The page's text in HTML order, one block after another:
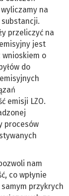
na
przeliczyć na
jest
wnioskiem o
do
emisji LZO.
procesów
nam
co wpłynie
przykrych